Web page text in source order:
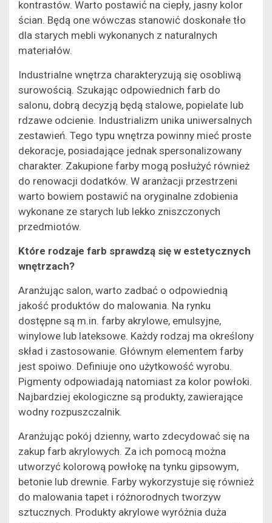
kontrastów. Warto postawić na ciepły, jasny kolor
ścian. Będą one wówczas stanowić doskonałe tło
dla starych mebli wykonanych z naturalnych
materiałów.
Industrialne wnętrza charakteryzują się osobliwą
surowością. Szukając odpowiednich farb do
salonu, dobrą decyzją będą stalowe, popielate lub
rdzawe odcienie. Industrializm unika uniwersalnych
zestawień. Tego typu wnętrza powinny mieć proste
dekoracje, posiadające jednak spersonalizowany
charakter. Zakupione farby mogą posłużyć również
do renowacji dodatków. W aranżacji przestrzeni
warto bowiem postawić na oryginalne zdobienia
wykonane ze starych lub lekko zniszczonych
przedmiotów.
Które rodzaje farb sprawdzą się w estetycznych
wnętrzach?
Aranżując salon, warto zadbać o odpowiednią
jakość produktów do malowania. Na rynku
dostępne są m.in. farby akrylowe, emulsyjne,
winylowe lub lateksowe. Każdy rodzaj ma określony
skład i zastosowanie. Głównym elementem farby
jest spoiwo. Definiuje ono użytkowość wyrobu.
Pigmenty odpowiadają natomiast za kolor powłoki.
Najbardziej ekologiczne są produkty, zawierające
wodny rozpuszczalnik.
Aranżując pokój dzienny, warto zdecydować się na
zakup farb akrylowych. Za ich pomocą można
utworzyć kolorową powłokę na tynku gipsowym,
betonie lub drewnie. Farby wykorzystuje się również
do malowania tapet i różnorodnych tworzyw
sztucznych. Produkty akrylowe wyróżnia duża